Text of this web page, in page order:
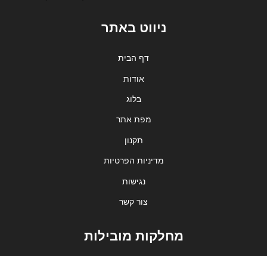
ניווט באתר
דף הבית
אודות
בלוג
מפת אתר
תקנון
מדיניות הפרטיות
נגישות
צור קשר
מחלקות מובילות